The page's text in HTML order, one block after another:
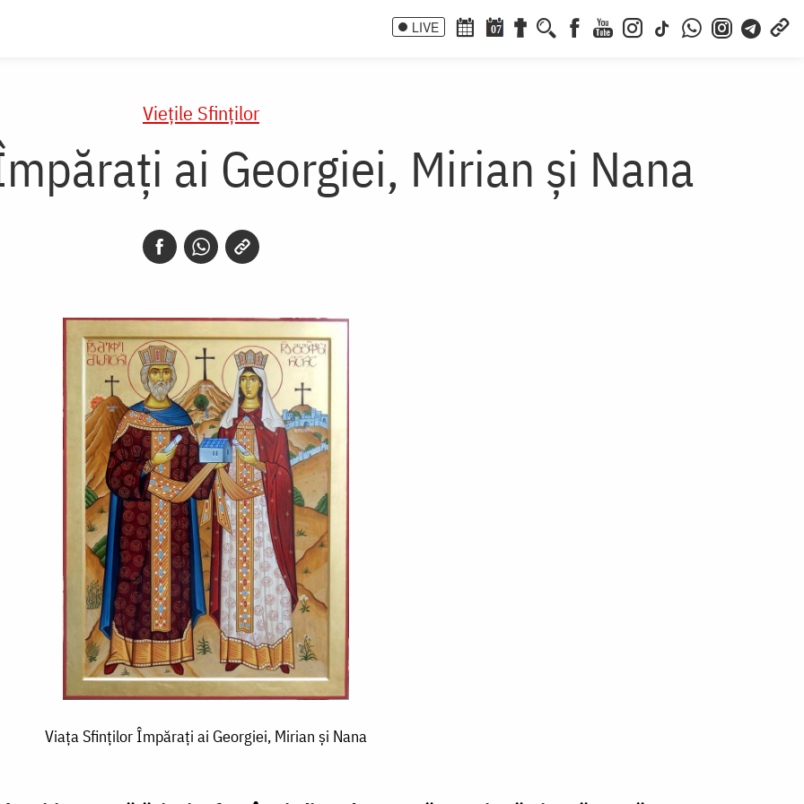
LIVE 07
Vieţile Sfinţilor
ai Georgiei, Mirian și Nana
Viața Sfinților Împărați ai Georgiei, Mirian și Nana